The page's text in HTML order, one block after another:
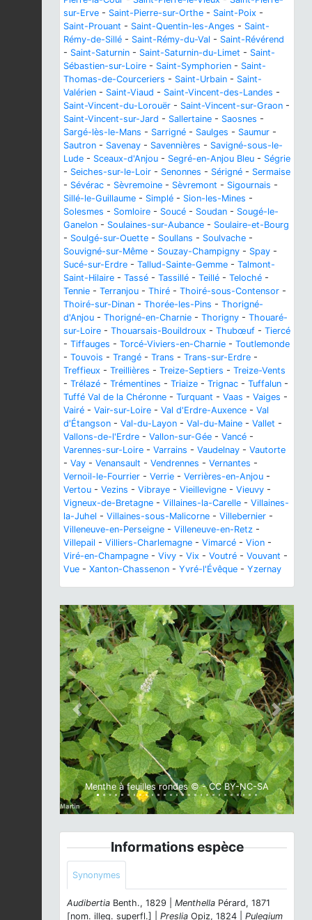
sur-Erve - Saint-Pierre-sur-Orthe - Saint-Poix -
Saint-Prouant - Saint-Quentin-les-Anges - Saint-
Rémy-de-Sillé - Saint-Rémy-du-Val - Saint-Révérend
- Saint-Saturnin - Saint-Saturnin-du-Limet - Saint-
Sébastien-sur-Loire - Saint-Symphorien - Saint-
Thomas-de-Courceriers - Saint-Urbain - Saint-
Valérien - Saint-Viaud - Saint-Vincent-des-Landes -
Saint-Vincent-du-Lorouër - Saint-Vincent-sur-Graon -
Saint-Vincent-sur-Jard - Sallertaine - Saosnes -
Sargé-lès-le-Mans - Sarrigné - Saulges - Saumur -
Sautron - Savenay - Savennières - Savigné-sous-le-
Lude - Sceaux-d'Anjou - Segré-en-Anjou Bleu - Ségrie
- Seiches-sur-le-Loir - Senonnes - Sérigné - Sermaise
- Sévérac - Sèvremoine - Sèvremont - Sigournais -
Sillé-le-Guillaume - Simplé - Sion-les-Mines -
Solesmes - Somloire - Soucé - Soudan - Sougé-le-
Ganelon - Soulaines-sur-Aubance - Soulaire-et-Bourg
- Soulgé-sur-Ouette - Soullans - Soulvache -
Souvigné-sur-Même - Souzay-Champigny - Spay -
Sucé-sur-Erdre - Tallud-Sainte-Gemme - Talmont-
Saint-Hilaire - Tassé - Tassillé - Teillé - Teloché -
Tennie - Terranjou - Thiré - Thoiré-sous-Contensor -
Thoiré-sur-Dinan - Thorée-les-Pins - Thorigné-
d'Anjou - Thorigné-en-Charnie - Thorigny - Thouaré-
sur-Loire - Thouarsais-Bouildroux - Thubœuf - Tiercé
- Tiffauges - Torcé-Viviers-en-Charnie - Toutlemonde
- Touvois - Trangé - Trans - Trans-sur-Erdre -
Treffieux - Treillières - Treize-Septiers - Treize-Vents
- Trélazé - Trémentines - Triaize - Trignac - Tuffalun -
Tuffé Val de la Chéronne - Turquant - Vaas - Vaiges -
Vairé - Vair-sur-Loire - Val d'Erdre-Auxence - Val
d'Étangson - Val-du-Layon - Val-du-Maine - Vallet -
Vallons-de-l'Erdre - Vallon-sur-Gée - Vancé -
Varennes-sur-Loire - Varrains - Vaudelnay - Vautorte
- Vay - Venansault - Vendrennes - Vernantes -
Vernoil-le-Fourrier - Verrie - Verrières-en-Anjou -
Vertou - Vezins - Vibraye - Vieillevigne - Vieuvy -
Vigneux-de-Bretagne - Villaines-la-Carelle - Villaines-
la-Juhel - Villaines-sous-Malicorne - Villebernier -
Villeneuve-en-Perseigne - Villeneuve-en-Retz -
Villepail - Villiers-Charlemagne - Vimarcé - Vion -
Viré-en-Champagne - Vivy - Vix - Voutré - Vouvant -
Vue - Xanton-Chassenon - Yvré-l'Évêque - Yzernay
Menthe à feuilles rondes © - CC BY-NC-SA
Previous Next
Informations espèce
Synonymes
Audibertia Benth., 1829 | Menthella Pérard, 1871
[nom. illeg. superfl.] | Preslia Opiz, 1824 | Pulegium